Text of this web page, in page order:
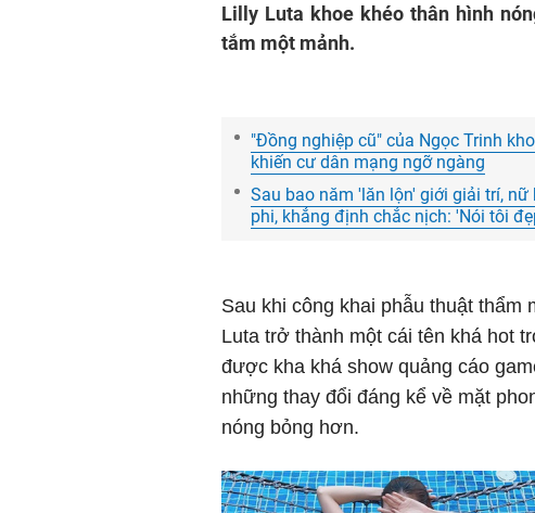
Lilly Luta khoe khéo thân hình
tắm một mảnh.
"Đồng nghiệp cũ" của Ngọc Trinh
khiến cư dân mạng ngỡ ngàng
Sau bao năm 'lăn lộn' giới giải trí,
phi, khẳng định chắc nịch: 'Nói tôi
Sau khi công khai phẫu thuật thẩm
Luta trở thành một cái tên khá hot
được kha khá show quảng cáo
những thay đổi đáng kể về mặt
nóng bỏng hơn.